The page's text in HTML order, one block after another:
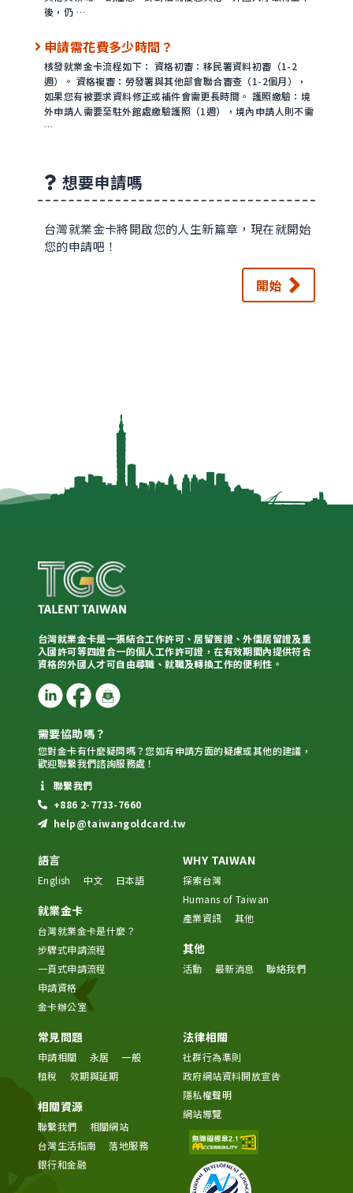
後，仍 …
申請需花費多少時間？
核發就業金卡流程如下： 資格初審：移民署資料初審（1-2
週）。 資格複審：勞發署與其他部會聯合審查（1-2個月），
如果您有被要求資料修正或補件會需更長時間。 護照繳驗：境
外申請人需要至駐外館處繳驗護照（1週），境內申請人則不需
…
想要申請嗎
台灣就業金卡將開啟您的人生新篇章，現在就開始
您的申請吧！
開始
台灣就業金卡是一張結合工作許可、居留簽證、外僑居留證及重
入國許可等四證合一的個人工作許可證，在有效期間內提供符合
資格的外國人才可自由尋職、就職及轉換工作的便利性。
需要協助嗎？
您對金卡有什麼疑問嗎？您如有申請方面的疑慮或其他的建議，
歡迎聯繫我們諮詢服務處！
聯繫我們
+886 2-7733-7660
help@taiwangoldcard.tw
語言
English 中文 日本語
就業金卡
台灣就業金卡是什麼？
步驟式申請流程
一頁式申請流程
申請資格
金卡辦公室
WHY TAIWAN
探索台灣
Humans of Taiwan
產業資訊
其他
其他
活動 最新消息 聯絡我們
常見問題
申請相關 永居
一般
租稅
效期與延期
相關資源
聯繫我們
相關網站
台灣生活指南
落地服務
銀行和金融
法律相關
社群行為準則
政府網站資料開放宣告
隱私權聲明
網站導覽